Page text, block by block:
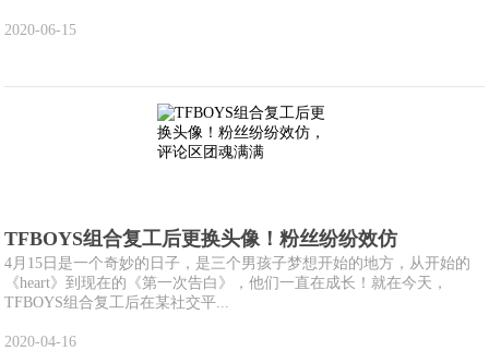
2020-06-15
TFBOYS组合复工后更换头像！粉丝纷纷效仿
4月15日是一个奇妙的日子，是三个男孩子梦想开始的地方，从开始的
《heart》到现在的《第一次告白》，他们一直在成长！就在今天，
TFBOYS组合复工后在某社交平...
2020-04-16